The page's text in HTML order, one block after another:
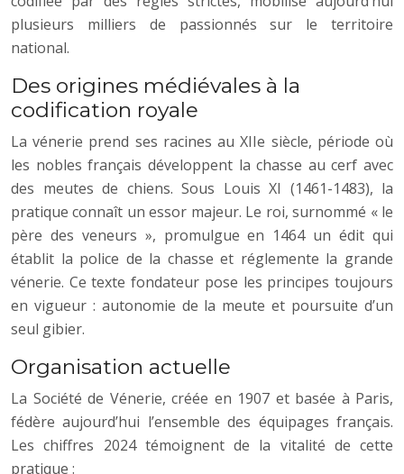
plusieurs milliers de passionnés sur le territoire
national.
Des origines médiévales à la
codification royale
La vénerie prend ses racines au XIIe siècle, période où
les nobles français développent la chasse au cerf avec
des meutes de chiens. Sous Louis XI (1461-1483), la
pratique connaît un essor majeur. Le roi, surnommé « le
père des veneurs », promulgue en 1464 un édit qui
établit la police de la chasse et réglemente la grande
vénerie. Ce texte fondateur pose les principes toujours
en vigueur : autonomie de la meute et poursuite d’un
seul gibier.
Organisation actuelle
La Société de Vénerie, créée en 1907 et basée à Paris,
fédère aujourd’hui l’ensemble des équipages français.
Les chiffres 2024 témoignent de la vitalité de cette
pratique :